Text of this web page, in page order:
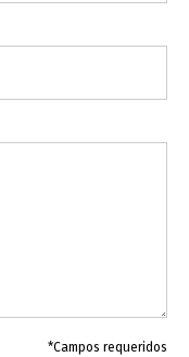
*Campos requeridos